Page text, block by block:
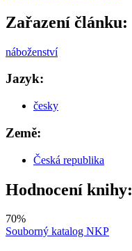
Zařazení článku:
náboženství
Jazyk:
česky
Země:
Česká republika
Hodnocení knihy:
70%
Souborný katalog NKP